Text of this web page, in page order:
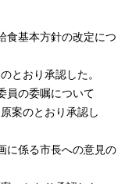
食基本方針の改定につ
とおり承認した。
員の委嘱について
案のとおり承認し
に係る市長への意見の